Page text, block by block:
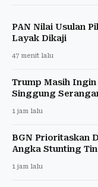
PAN Nilai Usulan
Layak Dikaji
47 menit lalu
Trump Masih
Singgung
1 jam lalu
BGN Prioritaskan
Angka Stunting
1 jam lalu